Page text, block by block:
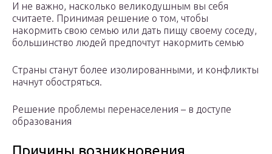
И не важно, насколько великодушным вы себя
считаете. Принимая решение о том, чтобы
накормить свою семью или дать пищу своему соседу,
большинство людей предпочтут накормить семью
Страны станут более изолированными, и конфликты
начнут обостряться.
Решение проблемы перенаселения – в доступе
образования